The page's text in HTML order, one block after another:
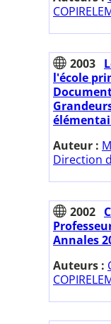
2003
l'école
Auteur :
Direction
2002
Annales
Auteurs :